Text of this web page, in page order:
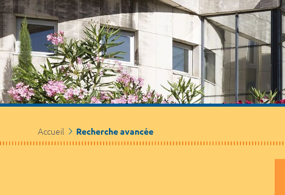
Accueil Recherche avancée